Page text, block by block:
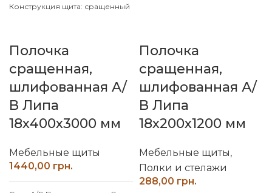
Конструкция щита: сращенный
Обработка поверхности:
калиброванная, шлифованная
Производим изделия с липы и
ясеня по индивидуальным
размерам, уточняйте у
менеджера.
калиброванная, шлифованная
ясеня по индивидуальным
размерам, уточняйте у
менеджера.
Полочка
сращенная,
шлифованная A/
В Липа
18х400х3000 мм
Мебельные щиты
грн.
Полочка
сращенная,
шлифованная А/
В Липа
18х200х1200 мм
Мебельные щиты,
Полки и стелажи
грн.